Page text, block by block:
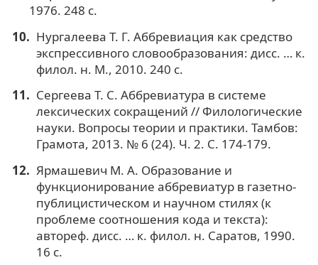
1976. 248 с.
Нургалеева Т. Г. Аббревиация как средство
экспрессивного словообразования: дисс. … к.
филол. н. М., 2010. 240 с.
Сергеева Т. С. Аббревиатура в системе
лексических сокращений // Филологические
науки. Вопросы теории и практики. Тамбов:
Грамота, 2013. № 6 (24). Ч. 2. С. 174-179.
Ярмашевич М. А. Образование и
функционирование аббревиатур в газетно-
публицистическом и научном стилях (к
проблеме соотношения кода и текста):
автореф. дисс. … к. филол. н. Саратов, 1990.
16 с.